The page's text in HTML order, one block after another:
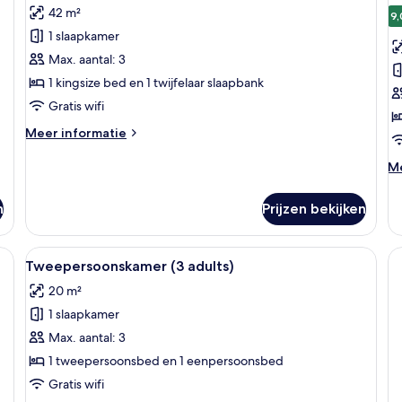
voor
Junior
suite
(2
Adults
1
42 m²
1 slaapkamer
Max. aantal: 3
1 kingsize bed en 1 twijfelaar slaapbank
Gratis wifi
Meer informatie
Meer
Adults
1
Prijzen bekijken
(2
(2
bedspreide met dessin, twee kussens, een hoofdbord met bladmotief en
Alle
foto's
voor
Tweepersoonskamer
(3
adults)
laden
Een tweepersoonsbed met een
3
Tweepersoonskamer (3 adults)
20 m²
1 slaapkamer
Max. aantal: 3
1 tweepersoonsbed en 1 eenpersoonsbed
Gratis wifi